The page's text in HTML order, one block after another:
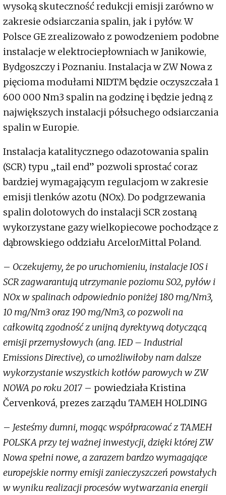
wysoką skuteczność redukcji emisji zarówno w
zakresie odsiarczania spalin, jak i pyłów. W
Polsce GE zrealizowało z powodzeniem podobne
instalacje w elektrociepłowniach w Janikowie,
Bydgoszczy i Poznaniu. Instalacja w ZW Nowa z
pięcioma modułami NIDTM będzie oczyszczała 1
600 000 Nm3 spalin na godzinę i będzie jedną z
największych instalacji półsuchego odsiarczania
spalin w Europie.
Instalacja katalitycznego odazotowania spalin
(SCR) typu „tail end” pozwoli sprostać coraz
bardziej wymagającym regulacjom w zakresie
emisji tlenków azotu (NOx). Do podgrzewania
spalin dolotowych do instalacji SCR zostaną
wykorzystane gazy wielkopiecowe pochodzące z
dąbrowskiego oddziału ArcelorMittal Poland.
– Oczekujemy, że po uruchomieniu, instalacje IOS i
SCR zagwarantują utrzymanie poziomu SO2, pyłów i
NOx w spalinach odpowiednio poniżej 180 mg/Nm3,
10 mg/Nm3 oraz 190 mg/Nm3, co pozwoli na
całkowitą zgodność z unijną dyrektywą dotyczącą
emisji przemysłowych (ang. IED – Industrial
Emissions Directive), co umożliwiłoby nam dalsze
wykorzystanie wszystkich kotłów parowych w ZW
NOWA po roku 2017 – powiedziała Kristina
Červenková, prezes zarządu TAMEH HOLDING
– Jesteśmy dumni, mogąc współpracować z TAMEH
POLSKA przy tej ważnej inwestycji, dzięki której ZW
Nowa spełni nowe, a zarazem bardzo wymagające
europejskie normy emisji zanieczyszczeń powstałych
w wyniku realizacji procesów wytwarzania energii